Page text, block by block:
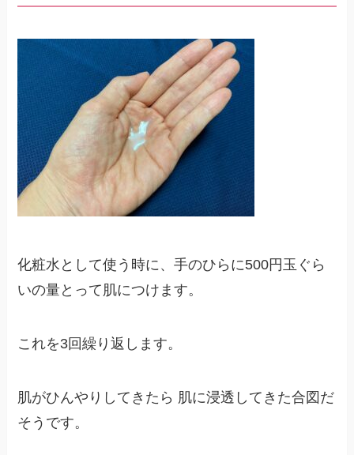
化粧水として使う時に、手のひらに500円玉ぐら
いの量とって肌につけます。
これを3回繰り返します。
肌がひんやりしてきたら 肌に浸透してきた合図だ
そうです。